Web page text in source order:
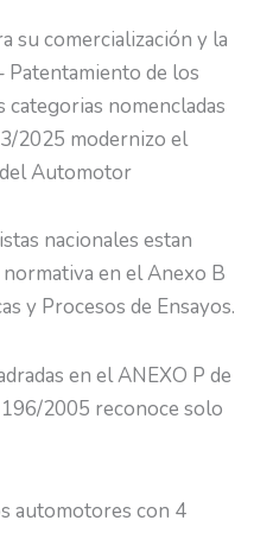
su comercialización y la
Patentamiento de los
nomencladas
2025 modernizo el
Automotor
nacionales estan
en el Anexo B
y Procesos de Ensayos.
en el ANEXO P de
2005 reconoce solo
automotores con 4